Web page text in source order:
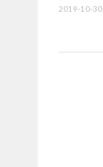
2019-10-30